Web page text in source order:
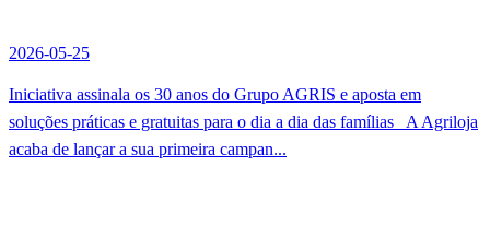
2026-05-25
Iniciativa assinala os 30 anos do Grupo AGRIS e aposta em
soluções práticas e gratuitas para o dia a dia das famílias A Agriloja
acaba de lançar a sua primeira campan...